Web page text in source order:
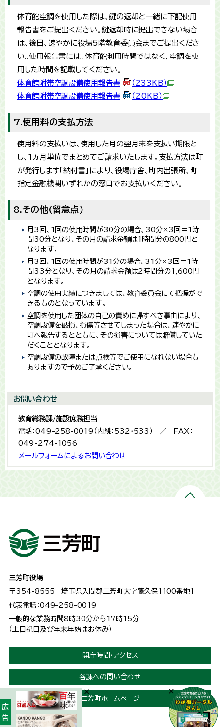
体育館空調を使用した際は、鍵の返却と一緒に下記使用
報告書をご提出ください。鍵返却時に提出できない場合
は、後日、速やかに役場5階教育委員会までご提出くださ
い。使用報告書には、体育館利用時間ではなく、空調を使
用した時間を記載してください。
体育館附帯空調設備使用報告書
（233KB）
体育館附帯空調設備使用報告書
（20KB）
7.使用料の支払方法
使用料の支払いは、使用した月の翌月末を支払い期限と
し、1ヵ月単位でまとめてご請求いたします。支払方法は町
が発行します「納付書」により、役場庁舎、町内出張所、町
指定金融機関いずれかの窓口でお支払いください。
8.その他(留意点)
月3回、1回の使用時間が30分の場合、30分×3回＝1時
間30分となり、その月の請求金額は1時間分の800円と
なります。
月3回、1回の使用時間が31分の場合、31分×3回＝1時
間33分となり、その月の請求金額は2時間分の1,600円
となります。
空調の使用実績につきましては、教育委員会にて把握がで
きるものとなっています。
空調を使用した団体の自己の責めに帰すべき事由により、
空調設備を破損、損傷等させてしまった場合は、速やかに
町へ報告するとともに、その損害については賠償していた
だくこととなります。
空調設備の故障または点検等でご使用になれない場合も
ありますので予めご了承ください。
お問い合わせ
教育総務課/施設庶務担当
電話：049-258-0019（内線：532・533） ／ FAX：
049-274-1056
メールフォームによるお問い合わせ
三芳町役場
〒354-8555 埼玉県入間郡三芳町大字藤久保1100番地１
代表電話：049-258-0019
一般的な業務時間8時30分から17時15分
（土日祝日及び年末年始はお休み）
開庁時間・アクセス
各課への問い合わせ
三芳町ホームページ
広告